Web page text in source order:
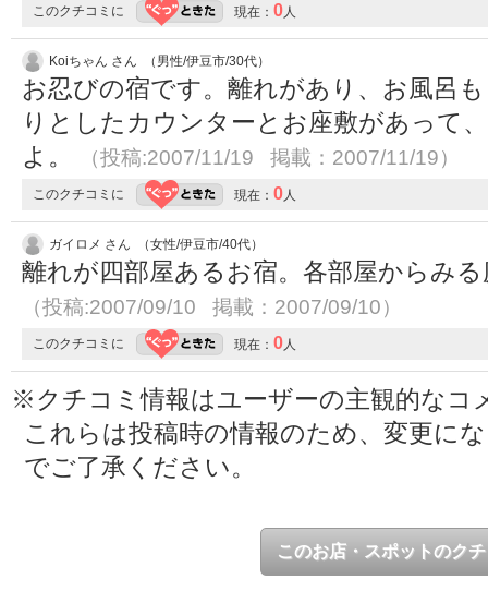
このクチコミに 現在： 0人
Koiちゃん さん （男性/伊豆市/30代）
お忍びの宿です。離れがあり、お風呂
りとしたカウンターとお座敷があって
よ。
（投稿:2007/11/19 掲載：2007/11/19）
このクチコミに 現在： 0人
ガイロメ さん （女性/伊豆市/40代）
離れが四部屋あるお宿。各部屋からみ
（投稿:2007/09/10 掲載：2007/09/10）
このクチコミに 現在： 0人
※クチコミ情報はユーザーの主観的なコ
これらは投稿時の情報のため、変更に
でご了承ください。
このお店・スポットのク